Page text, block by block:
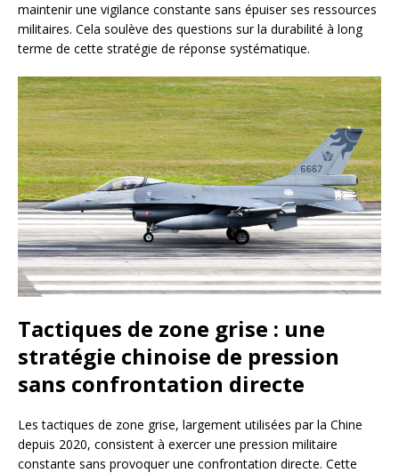
maintenir une vigilance constante sans épuiser ses ressources
militaires. Cela soulève des questions sur la durabilité à long
terme de cette stratégie de réponse systématique.
Tactiques de zone grise : une
stratégie chinoise de pression
sans confrontation directe
Les tactiques de zone grise, largement utilisées par la Chine
depuis 2020, consistent à exercer une pression militaire
constante sans provoquer une confrontation directe. Cette